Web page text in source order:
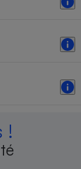
!
mobile -
électrique
Climatiseur -
Ventilateur